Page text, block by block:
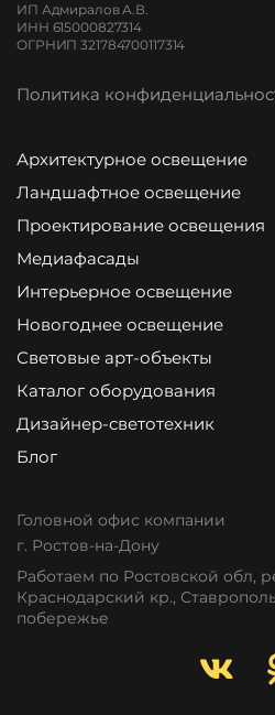
ИП Адмиралов А.В.
ИНН 615000827314
ОГРНИП 321784700117314
Политика
Архитектурное освещение
Ландшафтное освещение
Проектирование освещения
Медиафасады
Интерьерное освещение
Новогоднее освещение
Световые арт-объекты
Каталог оборудования
Дизайнер-светотехник
Блог
Головной офис компании
г. Ростов-на-Дону
Работаем по Ростовской обл,
Краснодарский кр.,
побережье